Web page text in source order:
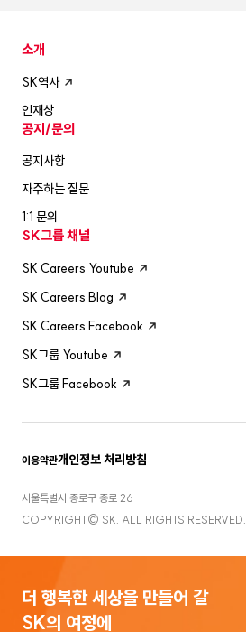
소개
SK역사
인재상
공지/문의
공지사항
자주하는 질문
1:1 문의
SK그룹 채널
SK Careers Youtube
SK Careers Blog
SK Careers Facebook
SK그룹 Youtube
SK그룹 Facebook
이용약관개인정보 처리방침
서울특별시 종로구 종로 26
COPYRIGHT© SK. ALL RIGHTS RESERVED.
더 행복한 세상을 만들어 갈
SK의 여정에